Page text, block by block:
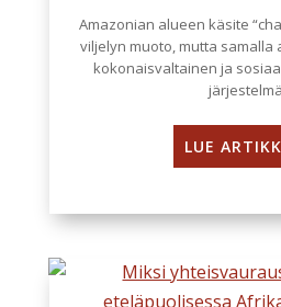
Amazonian alueen käsite
viljelyn muoto, mutta
kokonaisvaltainen ja
järjestelmä
LUE